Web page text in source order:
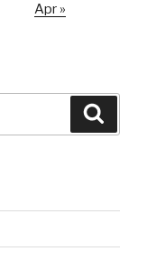
Apr »